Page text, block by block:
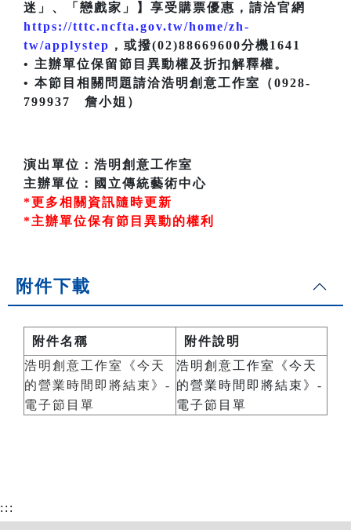
迷」、「戀戲家」】享受購票優惠，請洽官網
https://tttc.ncfta.gov.tw/home/zh-
tw/applystep ，或撥(02)88669600分機1641
• 主辦單位保留節目異動權及折扣解釋權。
• 本節目相關問題請洽浩明創意工作室（0928-
799937 詹小姐）
演出單位：浩明創意工作室
主辦單位：國立傳統藝術中心
*更多相關資訊隨時更新
*主辦單位保有節目異動的權利
附件下載
附件名稱
附件說明
浩明創意工作室《今天
的營業時間即將結束》-
電子節目單
浩明創意工作室《今天
的營業時間即將結束》-
電子節目單
:::